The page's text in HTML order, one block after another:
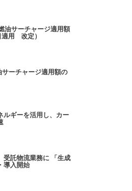
油サーチャージ適用額
用 改定）
ーチャージ適用額の
ルギーを活用し、カー
受託物流業務に 「生成
導入開始